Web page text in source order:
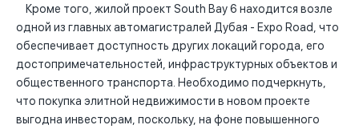
Кроме того, жилой проект South Bay 6 находится возле
одной из главных автомагистралей Дубая - Expo Road, что
обеспечивает доступность других локаций города, его
достопримечательностей, инфраструктурных объектов и
общественного транспорта. Необходимо подчеркнуть,
что покупка элитной недвижимости в новом проекте
выгодна инвесторам, поскольку, на фоне повышенного